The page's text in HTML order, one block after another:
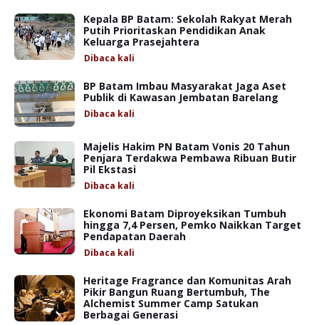
Kepala BP Batam: Sekolah Rakyat Merah
Putih Prioritaskan Pendidikan Anak
Keluarga Prasejahtera
Dibaca kali
BP Batam Imbau Masyarakat Jaga Aset
Publik di Kawasan Jembatan Barelang
Dibaca kali
Majelis Hakim PN Batam Vonis 20 Tahun
Penjara Terdakwa Pembawa Ribuan Butir
Pil Ekstasi
Dibaca kali
Ekonomi Batam Diproyeksikan Tumbuh
hingga 7,4 Persen, Pemko Naikkan Target
Pendapatan Daerah
Dibaca kali
Heritage Fragrance dan Komunitas Arah
Pikir Bangun Ruang Bertumbuh, The
Alchemist Summer Camp Satukan
Berbagai Generasi